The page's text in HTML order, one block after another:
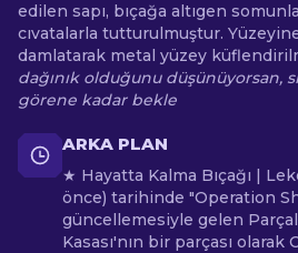
edilen sapı, bıçağa altıgen
cıvatalarla tutturulmuştur.
damlatarak metal yüzey
dağınık olduğunu düşünüyorsan,
görene kadar bekle
ARKA PLAN
★ Hayatta Kalma Bıçağı |
önce) tarihinde "Operation
güncellemesiyle gelen
Kasası'nın bir parçası olarak